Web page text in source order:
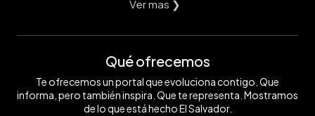
Ver mas ❯
Qué ofrecemos
Te ofrecemos un portal que evoluciona contigo. Que
informa, pero también inspira. Que te representa. Mostramos
de lo que está hecho El Salvador.